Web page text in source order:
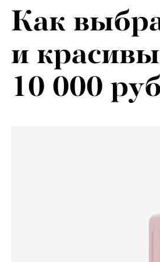
Как
и
10 000
почему